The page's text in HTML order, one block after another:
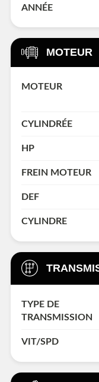
ANNÉE
MOTEUR
MOTEUR
CYLINDRÉE
HP
FREIN MOTEUR
DEF
CYLINDRE
TYPE DE
TRANSMISSION
VIT/SPD